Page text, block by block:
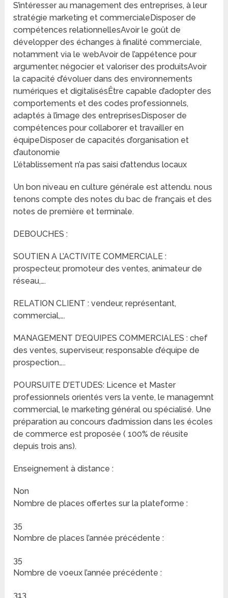
S’intéresser au management des entreprises, à leur
stratégie marketing et commercialeDisposer de
compétences relationnellesAvoir le goût de
développer des échanges à finalité commerciale,
notamment via le webAvoir de l’appétence pour
argumenter, négocier et valoriser des produitsAvoir
la capacité d’évoluer dans des environnements
numériques et digitalisésÊtre capable d’adopter des
comportements et des codes professionnels,
adaptés à l’image des entreprisesDisposer de
compétences pour collaborer et travailler en
équipeDisposer de capacités d’organisation et
d’autonomie
L’établissement n’a pas saisi d’attendus locaux
Un bon niveau en culture générale est attendu. nous
tenons compte des notes du bac de français et des
notes de première et terminale.
DEBOUCHES :
SOUTIEN A L’ACTIVITE COMMERCIALE :
prospecteur, promoteur des ventes, animateur de
réseau,….
RELATION CLIENT : vendeur, représentant,
commercial,….
MANAGEMENT D’EQUIPES COMMERCIALES : chef
des ventes, superviseur, responsable d’équipe de
prospection…..
POURSUITE D’ETUDES: Licence et Master
professionnels orientés vers la vente, le managemnt
commercial, le marketing général ou spécialisé. Une
préparation au concours d’admission dans les écoles
de commerce est proposée ( 100% de réusite
depuis trois ans).
Enseignement à distance :
Non
Nombre de places offertes sur la plateforme :
35
Nombre de places l’année précédente :
35
Nombre de voeux l’année précédente :
313